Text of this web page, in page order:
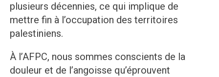
plusieurs décennies, ce qui implique de
mettre fin à l’occupation des territoires
palestiniens.
À l’AFPC, nous sommes conscients de la
douleur et de l’angoisse qu’éprouvent